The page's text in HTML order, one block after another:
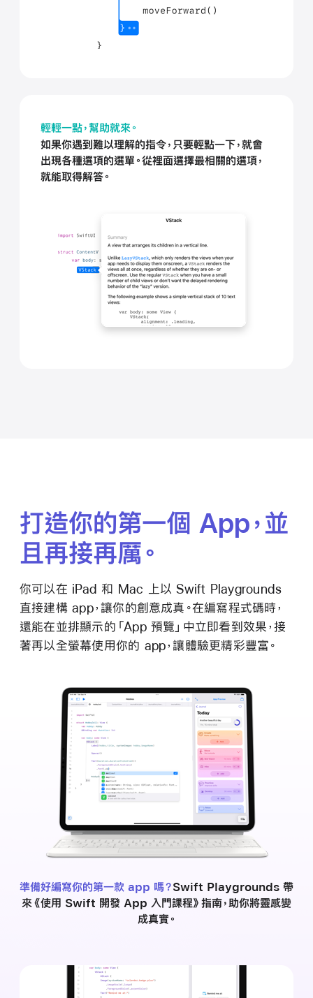
輕輕一點，幫助就來。
如果你遇到難以理解的指令，只要輕點一下，就會
出現各種選項的選單。從裡面選擇最相關的選項，
就能取得解答。
打造你的第一個 App， 並
且再接再厲。
你可以在 iPad 和 Mac 上以 Swift Playgrounds
直接建構 app，讓你的創意成真。在編寫程式碼時，
還能在並排顯示的「App 預覽」中立即看到效果，接
著再以全螢幕使用你的 app，讓體驗更精彩豐富。
準備好編寫你的第一款 app 嗎？Swift Playgrounds 帶
來《使用 Swift 開發 App 入門課程》指南，助你將靈感變
成真實。